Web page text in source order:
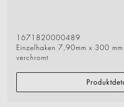
1671820000489
Einzelhaken 7,90mm x 300
verchromt